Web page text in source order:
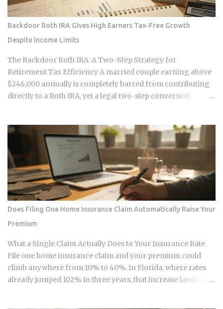
works through. The DNA Ownership Problem Blockchain
Genomics Is Trying to Solve Traditional genomic
sequencing works like this: you pay a company to sequence
your DNA, they store the result, and they sell anonymized or
aggregated versions of that dataset to pharmaceutical firms
and biotech researchers. The transaction price between the
sequencing company and the buyer is...
Backdoor Roth IRA Gives High Earners Tax-Free Growth
Despite Income Limits
The Backdoor Roth IRA: A Two-Step Strategy for
Retirement Tax Efficiency A married couple earning above
$246,000 annually is completely barred from contributing
directly to a Roth IRA, yet a legal two-step conversion
code that makes this possible has a catch most high earners
never see coming, and missing it can turn a smart tax
strategy into a bill they have already paid once. For the 2025
tax year, the IRS sets the Roth IRA phase-out range at
$150,000 to $165,000 for single filers and $236,000 to
$246,000 for married-filing-jointly taxpayers. Above those
upper limits, direct Roth IRA contributions are completely
prohibited. The 2026 limits are expected to increase
modestly due to inflation adjustments, placing the married-
filing-jointly cutoff near $252,000, though you should verify
official IRS confirmation before filing. Anyone earning
above these thresholds n...
Does Filing One Home Insurance Claim Automatically Raise Your
Premium
What a Single Claim Actually Does to Your Insurance Rate
File one home insurance claim and your premium could
climb anywhere from 10% to 40%. In Florida, where rates
already jumped 102% in three years, that increase lands on